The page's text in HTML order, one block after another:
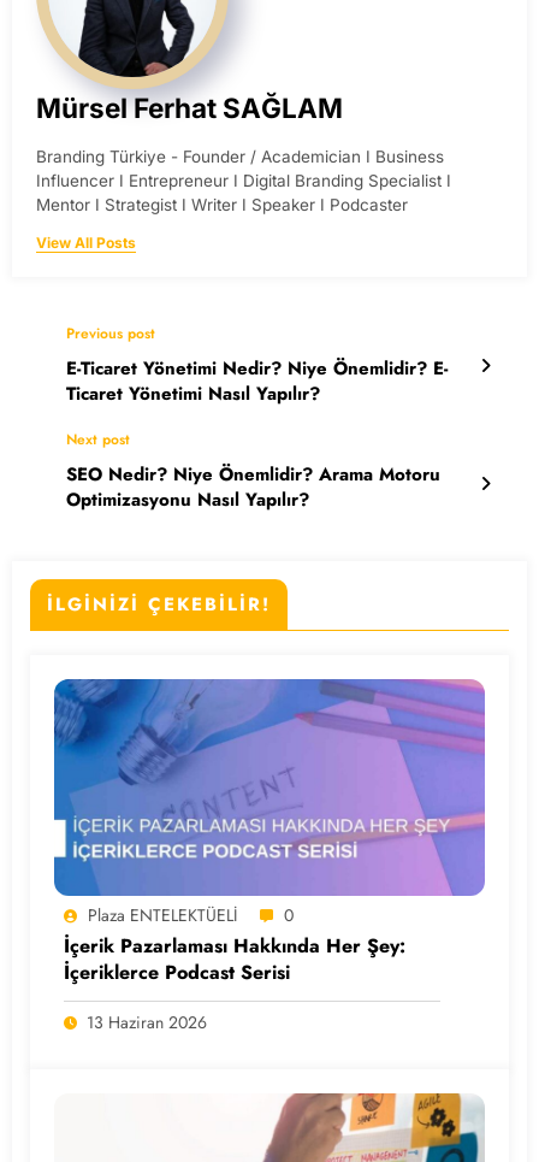
Mürsel Ferhat SAĞLAM
Branding Türkiye - Founder / Academician I Business
Influencer I Entrepreneur I Digital Branding Specialist I
Mentor I Strategist I Writer I Speaker I Podcaster
View All Posts
Previous post
E-Ticaret Yönetimi Nedir? Niye Önemlidir? E-
Ticaret Yönetimi Nasıl Yapılır?
Next post
SEO Nedir? Niye Önemlidir? Arama Motoru
Optimizasyonu Nasıl Yapılır?
İLGİNİZİ ÇEKEBİLİR!
Plaza ENTELEKTÜELİ 0
İçerik Pazarlaması Hakkında Her Şey:
İçeriklerce Podcast Serisi
13 Haziran 2026